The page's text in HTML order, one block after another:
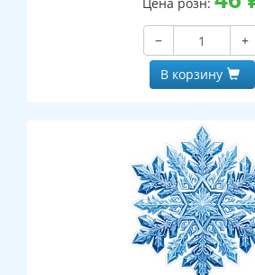
Цена розн:
−
+
В корзину